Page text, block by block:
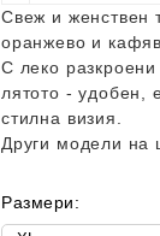
Свеж и женствен
оранжево и
С леко
лятото - удобен,
стилна визия.
Други модели на
Размери: